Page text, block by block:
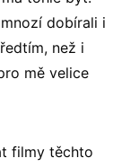
dobírali i
než i
mě velice
filmy těchto